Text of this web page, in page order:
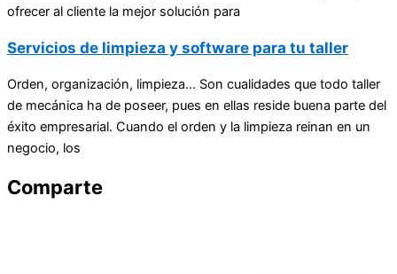
ofrecer al cliente la mejor solución para
Servicios de limpieza y software para tu taller
Orden, organización, limpieza… Son cualidades que todo taller
de mecánica ha de poseer, pues en ellas reside buena parte del
éxito empresarial. Cuando el orden y la limpieza reinan en un
negocio, los
Comparte